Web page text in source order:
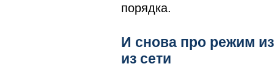
порядка.
И снова про режим
из сети